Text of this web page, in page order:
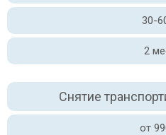
30-
2
Снятие
от